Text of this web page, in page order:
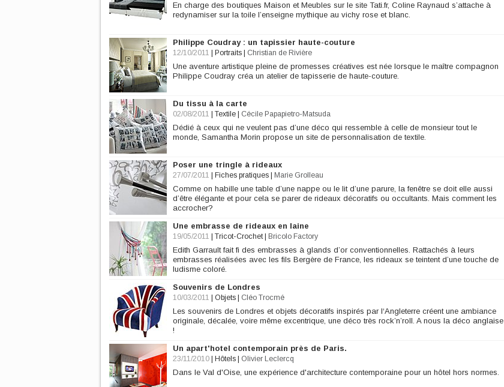
En charge des boutiques Maison et Meubles sur le site Tati.fr, Coline Raynaud s’attache à
redynamiser sur la toile l’enseigne mythique au vichy rose et blanc.
Philippe Coudray : un tapissier haute-couture
12/10/2011 Portraits Christian de Rivière
Une aventure artistique pleine de promesses créatives est née lorsque le maître compagnon
Philippe Coudray créa un atelier de tapisserie de haute-couture.
Du tissu à la carte
02/08/2011 Textile Cécile Papapietro-Matsuda
Dédié à ceux qui ne veulent pas d’une déco qui ressemble à celle de monsieur tout le
monde, Samantha Morin propose un site de personnalisation de textile.
Poser une tringle à rideaux
27/07/2011 Fiches pratiques Marie Grolleau
Comme on habille une table d’une nappe ou le lit d’une parure, la fenêtre se doit elle aussi
d’être élégante et pour cela se parer de rideaux décoratifs ou occultants. Mais comment les
accrocher?
Une embrasse de rideaux en laine
19/05/2011 Tricot-Crochet| Bricolo Factory
Edith Garrault fait fi des embrasses à glands d’or conventionnelles. Rattachés à leurs
embrasses réalisées avec les fils Bergère de France, les rideaux se teintent d’une touche de
ludisme coloré.
Souvenirs de Londres
10/03/2011 Objets Cléo Trocmé
Les souvenirs de Londres et objets décoratifs inspirés par l‘Angleterre créent une ambiance
originale, décalée, voire même excentrique, une déco très rock’n’roll. A nous la déco anglaise
!
Un apart'hotel contemporain près de Paris.
23/11/2010 Hôtels Olivier Leclercq
Dans le Val d'Oise, une expérience d'architecture contemporaine pour un hôtel hors normes.